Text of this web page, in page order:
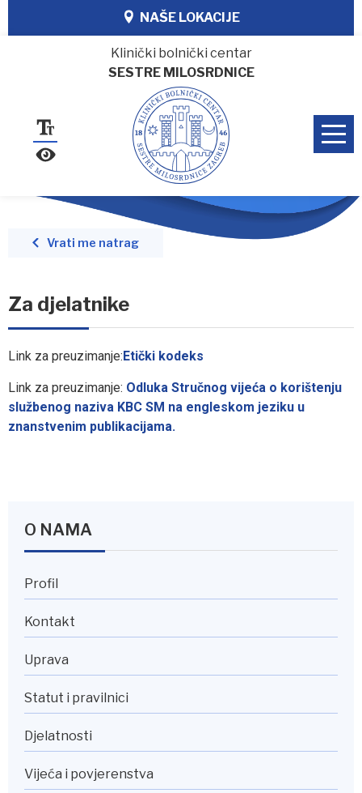
NAŠE LOKACIJE
Klinički bolnički centar
SESTRE MILOSRDNICE
Vrati me natrag
Za djelatnike
Link za preuzimanje:Etički kodeks
Link za preuzimanje: Odluka Stručnog vijeća o korištenju
službenog naziva KBC SM na engleskom jeziku u
znanstvenim publikacijama.
O NAMA
Profil
Kontakt
Uprava
Statut i pravilnici
Djelatnosti
Vijeća i povjerenstva